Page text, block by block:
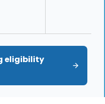
eligibility